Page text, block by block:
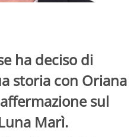
ha deciso di
storia con Oriana
sul
Marì.